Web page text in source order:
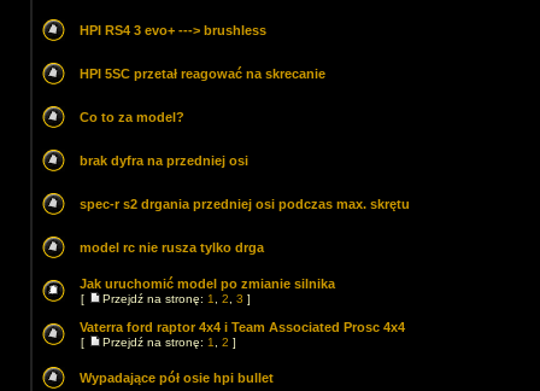
HPI RS4 3 evo+ ---> brushless
HPI 5SC przetał reagować na skrecanie
Co to za model?
brak dyfra na przedniej osi
spec-r s2 drgania przedniej osi podczas max. skrętu
model rc nie rusza tylko drga
Jak uruchomić model po zmianie silnika
[ Przejdź na stronę: 1 2 3 ]
Vaterra ford raptor 4x4 i Team Associated Prosc 4x4
[ Przejdź na stronę: 1 2 ]
Wypadające pół osie hpi bullet